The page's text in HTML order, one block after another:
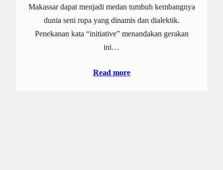
Makassar dapat menjadi medan tumbuh kembangnya
dunia seni rupa yang dinamis dan dialektik.
Penekanan kata “initiative” menandakan gerakan
ini…
Read more